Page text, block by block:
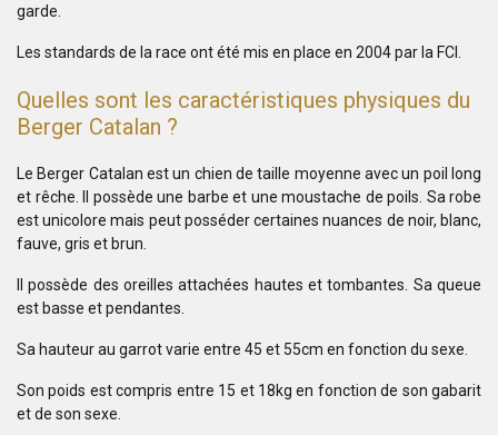
garde.
Les standards de la race ont été mis en place en 2004 par la FCI.
Quelles sont les caractéristiques physiques du
Berger Catalan ?
Le Berger Catalan est un chien de taille moyenne avec un poil long
et rêche. Il possède une barbe et une moustache de poils. Sa robe
est unicolore mais peut posséder certaines nuances de noir, blanc,
fauve, gris et brun.
Il possède des oreilles attachées hautes et tombantes. Sa queue
est basse et pendantes.
Sa hauteur au garrot varie entre 45 et 55cm en fonction du sexe.
Son poids est compris entre 15 et 18kg en fonction de son gabarit
et de son sexe.